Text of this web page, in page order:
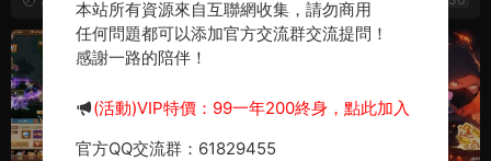
服+CDK授權後台+視頻架設
教程
後台+CDK授權後台+全物品
ID+視頻架設教程
薦
本站所有資源來自互聯網收集，請勿商用
任何問題都可以添加官方交流群交流提問！
感謝一路的陪伴！
(活動)VIP特價：99一年200終身，點此加入
官方QQ交流群：61829455